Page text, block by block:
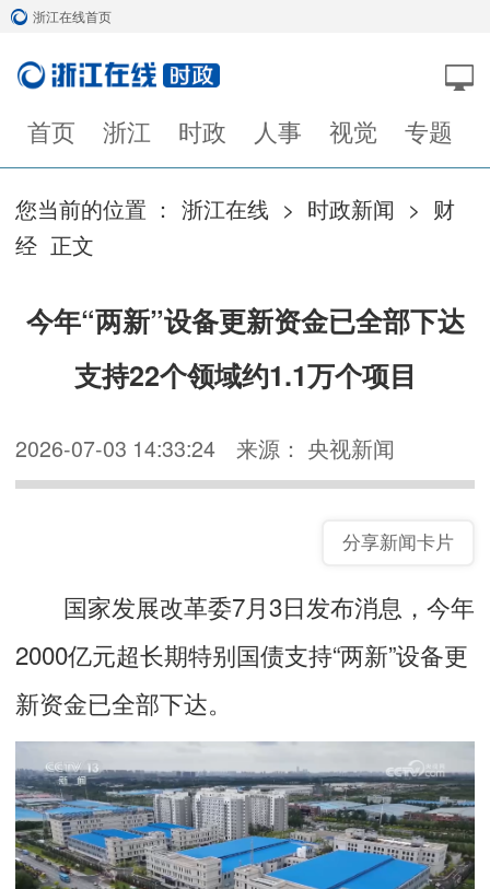
浙江在线首页
首页 浙江 时政 人事 视觉 专题
您当前的位置 ： 浙江在线 > 时政新闻 > 财
经 正文
今年“两新”设备更新资金已全部下达
支持22个领域约1.1万个项目
2026-07-03 14:33:24 来源： 央视新闻
分享新闻卡片
国家发展改革委7月3日发布消息，今年
2000亿元超长期特别国债支持“两新”设备更
新资金已全部下达。